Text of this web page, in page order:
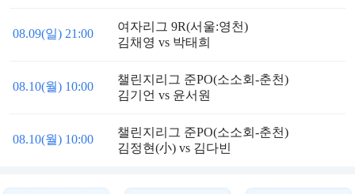
08.09(일) 21:00
여자리그 9R(서울:영천)
김채영 vs 박태희
08.10(월) 10:00
챌린지리그 준PO(소소회-춘천)
김기언 vs 윤서원
08.10(월) 10:00
챌린지리그 준PO(소소회-춘천)
김정현(小) vs 김다빈